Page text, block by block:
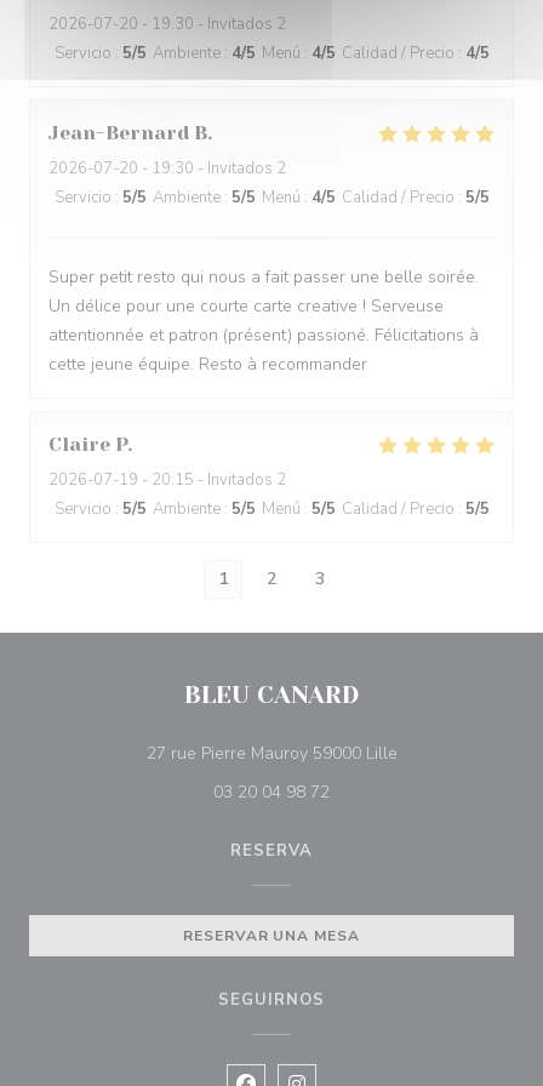
2026-07-20 - 19:30 - Invitados 2
Servicio : 5/5 Ambiente : 4/5 Menú : 4/5 Calidad / Precio : 4/5
Jean-Bernard B
2026-07-20 - 19:30 - Invitados 2
Servicio : 5/5 Ambiente : 5/5 Menú : 4/5 Calidad / Precio : 5/5
Super petit resto qui nous a fait passer une belle soirée.
Un délice pour une courte carte creative ! Serveuse
attentionnée et patron (présent) passioné. Félicitations à
cette jeune équipe. Resto à recommander
Claire P
2026-07-19 - 20:15 - Invitados 2
Servicio : 5/5 Ambiente : 5/5 Menú : 5/5 Calidad / Precio : 5/5
1 2 3
BLEU CANARD
27 rue Pierre Mauroy 59000 Lille((abre en una
03 20 04 98 72
RESERVA
RESERVAR UNA MESA
SEGUIRNOS